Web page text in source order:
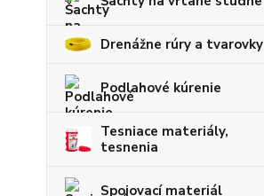
Drenážne rúry a tvarovky
Podlahové kúrenie
Tesniace materiály,
tesnenia
Spojovací materiál